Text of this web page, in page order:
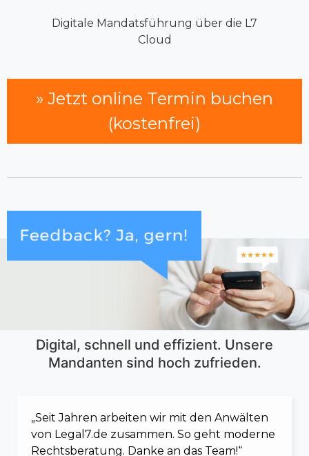
Digitale Mandatsführung über die L7
Cloud
» Jetzt online Termin buchen
(kostenfrei)
Digital, schnell und effizient. Unsere
Mandanten sind hoch zufrieden.
„Seit Jahren arbeiten wir mit den Anwälten
von Legal7.de zusammen. So geht moderne
Rechtsberatung. Danke an das Team!“